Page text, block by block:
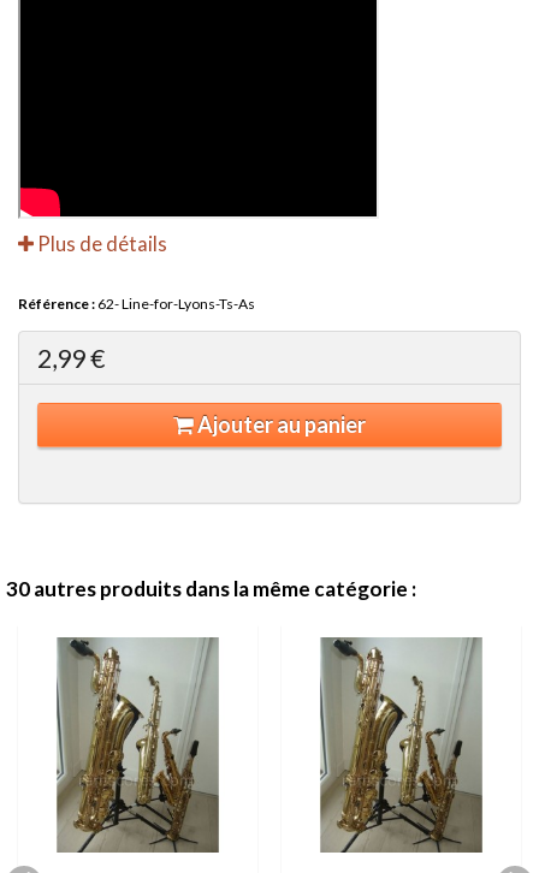
Plus de détails
Référence : 62- Line-for-Lyons-Ts-As
2,99 €
Ajouter au panier
30 autres produits dans la même catégorie :